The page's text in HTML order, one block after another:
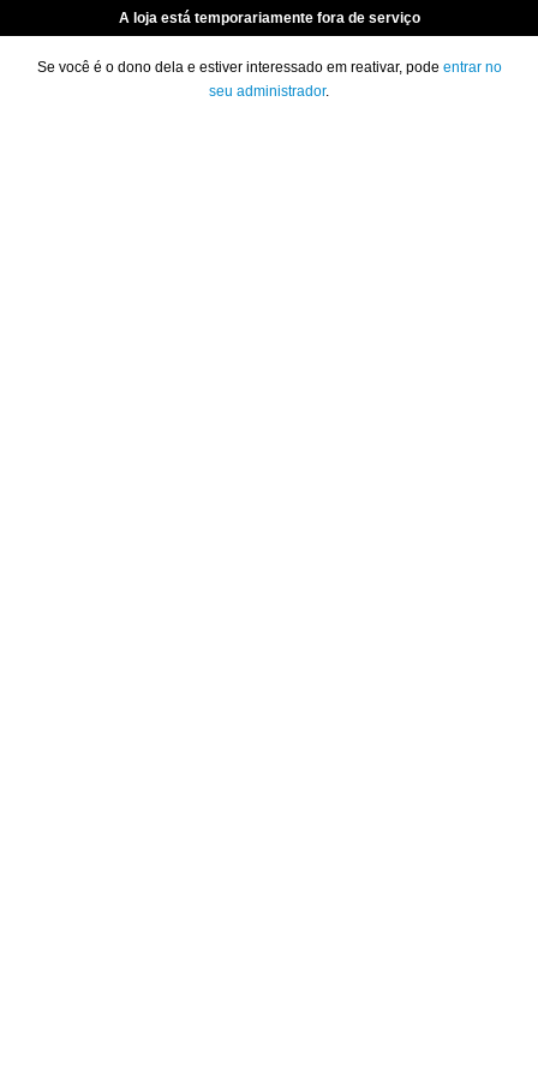
A loja está temporariamente fora de serviço
Se você é o dono dela e estiver interessado em reativar, pode entrar no
seu administrador.